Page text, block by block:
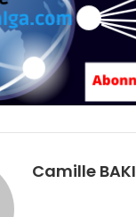
Camille BAKI